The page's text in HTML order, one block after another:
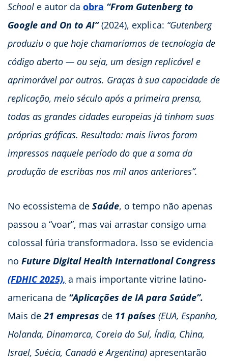
School e autor da obra “From Gutenberg to
Google and On to AI”(2024), explica: “Gutenberg
produziu o que hoje chamaríamos de tecnologia de
código aberto — ou seja, um design replicável e
aprimorável por outros. Graças à sua capacidade de
replicação, meio século após a primeira prensa,
todas as grandes cidades europeias já tinham suas
próprias gráficas. Resultado: mais livros foram
impressos naquele período do que a soma da
produção de escribas nos mil anos anteriores”.
No ecossistema de Saúde, o tempo não apenas
passou a “voar”, mas vai arrastar consigo uma
colossal fúria transformadora. Isso se evidencia
no Future Digital Health International Congress
(FDHIC 2025), a mais importante vitrine latino-
americana de “Aplicações de IA para Saúde”.
Mais de21 empresas de 11 países (EUA, Espanha,
Holanda, Dinamarca, Coreia do Sul, Índia, China,
Israel, Suécia, Canadá e Argentina) apresentarão